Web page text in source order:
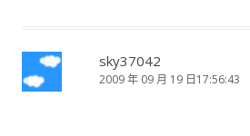
sky37042
2009 年 09 月 19 日17:56:43